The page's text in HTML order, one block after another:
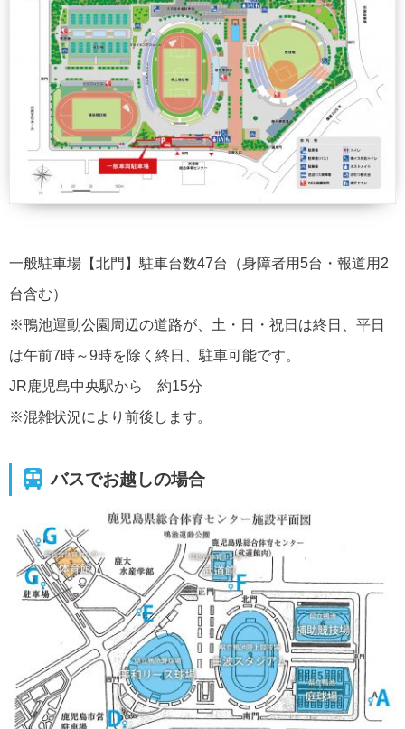
一般駐車場【北門】駐車台数47台（身障者用5台・報道用2
台含む）
※鴨池運動公園周辺の道路が、土・日・祝日は終日、平日
は午前7時～9時を除く終日、駐車可能です。
JR鹿児島中央駅から 約15分
※混雑状況により前後します。
バスでお越しの場合